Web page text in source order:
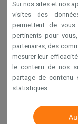
Krëfel NV -
Sur nos sites et nos
visites des
permettent de
pertinents pour
partenaires, des
mesurer leur
le contenu de nos
partage de contenu
statistiques.